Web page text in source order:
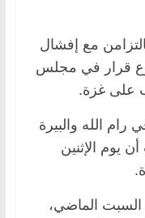
مع إفشال
قرار في مجلس
على غزة.
رام الله والبيرة
يوم الإثنين
الماضي،